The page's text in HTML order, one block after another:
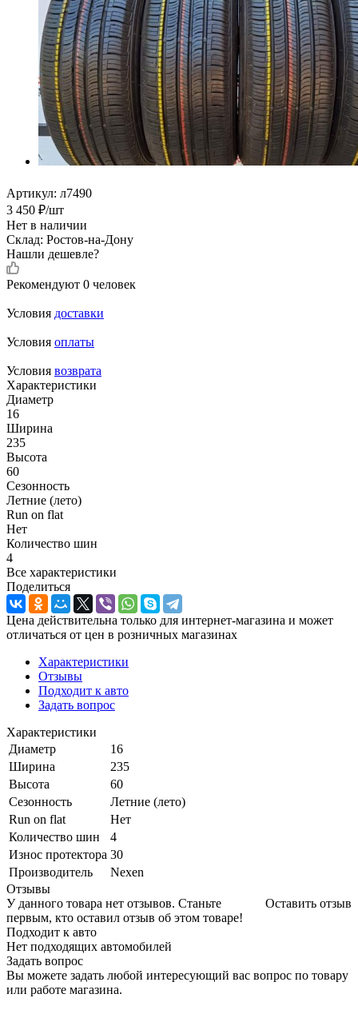
Артикул: л7490
3 450 ₽/шт
Нет в наличии
Склад: Ростов-на-Дону
Нашли дешевле?
Рекомендуют 0 человек
Условия доставки
Условия оплаты
Условия возврата
Характеристики
Диаметр
16
Ширина
235
Высота
60
Сезонность
Летние (лето)
Run on flat
Нет
Количество шин
4
Все характеристики
Поделиться
Цена действительна только для интернет-магазина и может
отличаться от цен в розничных магазинах
Характеристики
Отзывы
Подходит к авто
Задать вопрос
Характеристики
Диаметр
16
Ширина
235
Высота
60
Сезонность
Летние (лето)
Run on flat
Нет
Количество шин
4
Износ протектора 30
Производитель
Nexen
Отзывы
Оставить отзыв
У данного товара нет отзывов. Станьте
первым, кто оставил отзыв об этом товаре!
Подходит к авто
Нет подходящих автомобилей
Задать вопрос
Вы можете задать любой интересующий вас вопрос по товару
или работе магазина.